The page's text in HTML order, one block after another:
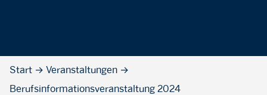
Start → Veranstaltungen →
Berufsinformationsveranstaltung 2024